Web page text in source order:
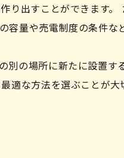
り出すことができます。
容量や売電制度の条件な
別の場所に新たに設置す
適な方法を選ぶことが大